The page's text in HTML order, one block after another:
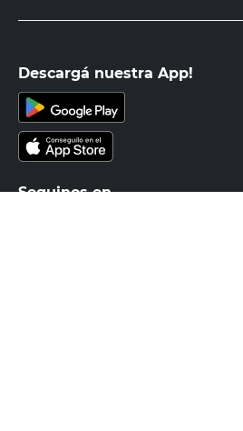
Descargá nuestra App!
Seguinos en